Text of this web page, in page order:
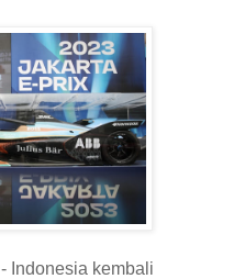
- Indonesia kembali